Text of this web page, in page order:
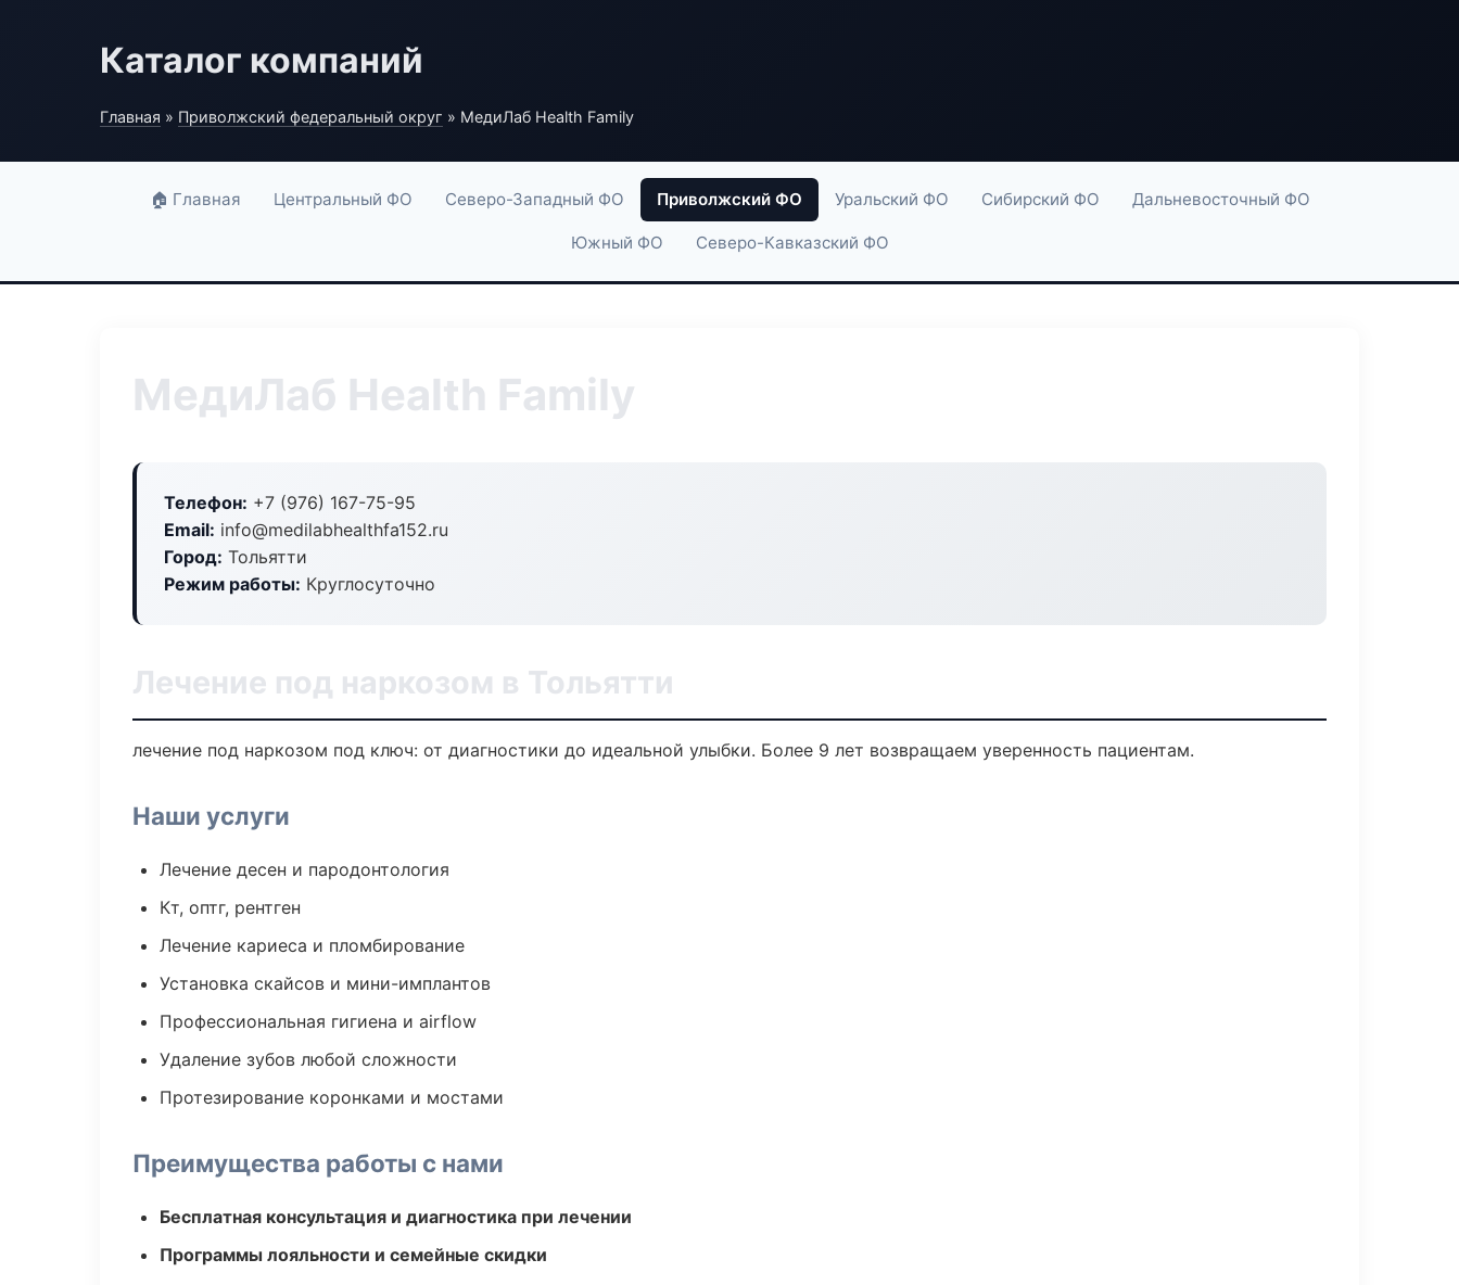
Каталог компаний
Главная » Приволжский федеральный округ » МедиЛаб Health Family
🏠 Главная Центральный ФО Северо-Западный ФО Приволжский ФО Уральский ФО Сибирский ФО Дальневосточный ФО
Южный ФО Северо-Кавказский ФО
МедиЛаб Health Family
Телефон: +7 (976) 167-75-95
Email: info@medilabhealthfa152.ru
Город: Тольятти
Режим работы: Круглосуточно
Лечение под наркозом в Тольятти
лечение под наркозом под ключ: от диагностики до идеальной улыбки. Более 9 лет возвращаем уверенность пациентам.
Наши услуги
Лечение десен и пародонтология
Кт, оптг, рентген
Лечение кариеса и пломбирование
Установка скайсов и мини-имплантов
Профессиональная гигиена и airflow
Удаление зубов любой сложности
Протезирование коронками и мостами
Преимущества работы с нами
Бесплатная консультация и диагностика при лечении
Программы лояльности и семейные скидки